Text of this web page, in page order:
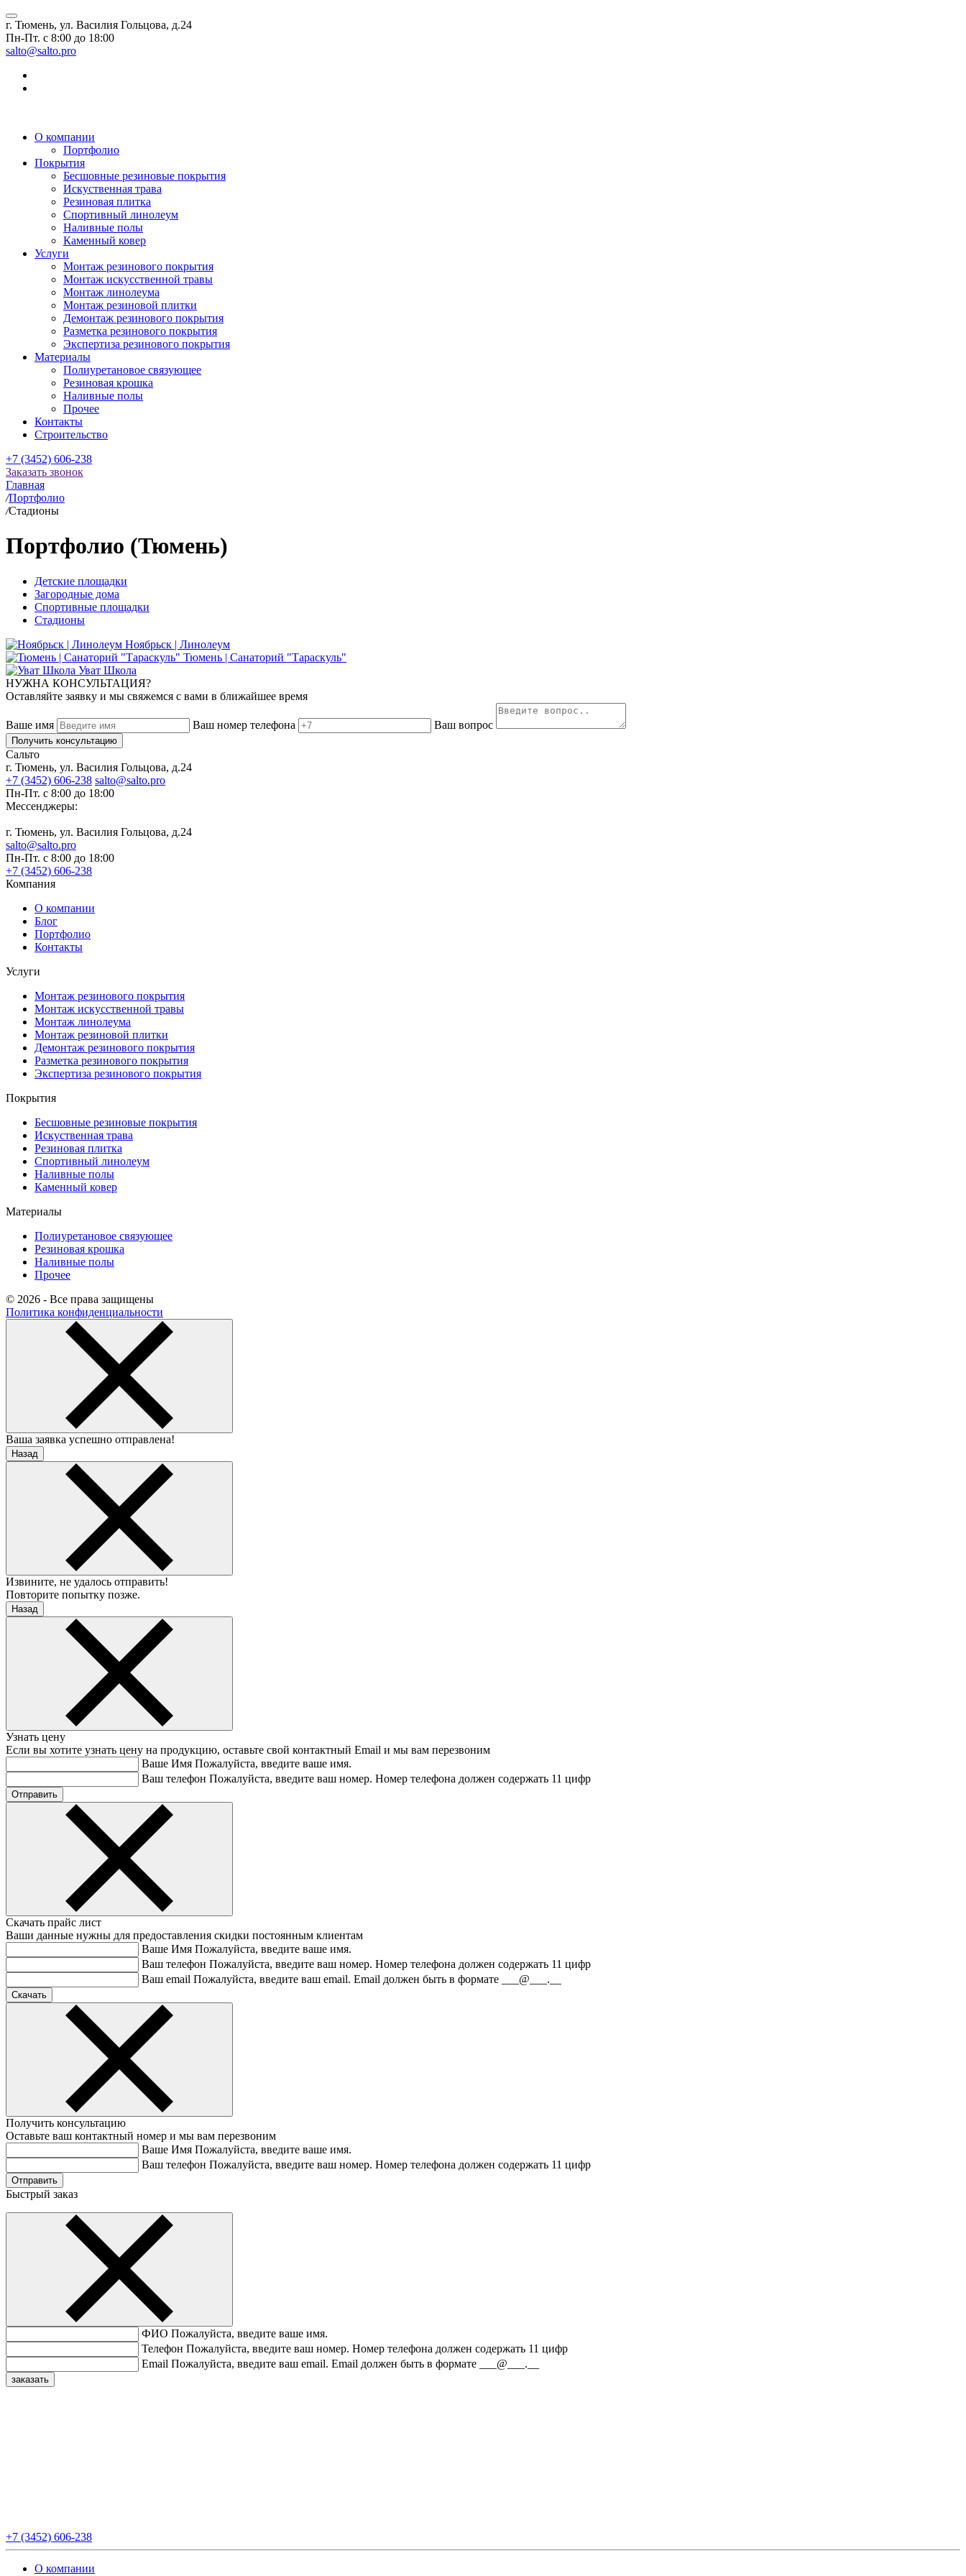
г. Тюмень, ул. Василия Гольцова, д.24
Пн-Пт. с 8:00 до 18:00
salto@salto.pro
О компании
Портфолио
Покрытия
Бесшовные резиновые покрытия
Искуственная трава
Резиновая плитка
Спортивный линолеум
Наливные полы
Каменный ковер
Услуги
Монтаж резинового покрытия
Монтаж искусственной травы
Монтаж линолеума
Монтаж резиновой плитки
Демонтаж резинового покрытия
Разметка резинового покрытия
Экспертиза резинового покрытия
Материалы
Полиуретановое связующее
Резиновая крошка
Наливные полы
Прочее
Контакты
Строительство
+7 (3452) 606-238
Заказать звонок
Главная
/Портфолио
/Стадионы
Портфолио (Тюмень)
Детские площадки
Загородные дома
Спортивные площадки
Стадионы
Ноябрьск | Линолеум
Тюмень | Санаторий "Тараскуль"
Уват Школа
НУЖНА КОНСУЛЬТАЦИЯ?
Оставляйте заявку и мы свяжемся с вами в ближайшее время
Ваше имя Ваш номер телефона Ваш вопрос
Получить консультацию
Сальто
г. Тюмень, ул. Василия Гольцова, д.24
+7 (3452) 606-238 salto@salto.pro
Пн-Пт. с 8:00 до 18:00
Мессенджеры:
г. Тюмень, ул. Василия Гольцова, д.24
salto@salto.pro
Пн-Пт. с 8:00 до 18:00
+7 (3452) 606-238
Компания
О компании
Блог
Портфолио
Контакты
Услуги
Монтаж резинового покрытия
Монтаж искусственной травы
Монтаж линолеума
Монтаж резиновой плитки
Демонтаж резинового покрытия
Разметка резинового покрытия
Экспертиза резинового покрытия
Покрытия
Бесшовные резиновые покрытия
Искуственная трава
Резиновая плитка
Спортивный линолеум
Наливные полы
Каменный ковер
Материалы
Полиуретановое связующее
Резиновая крошка
Наливные полы
Прочее
© 2026 - Все права защищены
Политика конфиденциальности
Ваша заявка успешно отправлена!
Назад
Извините, не удалось отправить!
Повторите попытку позже.
Назад
Узнать цену
Если вы хотите узнать цену на продукцию, оставьте свой контактный Email и мы вам перезвоним
Ваше Имя Пожалуйста, введите ваше имя.
Ваш телефон Пожалуйста, введите ваш номер. Номер телефона должен содержать 11 цифр
Скачать прайс лист
Ваши данные нужны для предоставления скидки постоянным клиентам
Ваше Имя Пожалуйста, введите ваше имя.
Ваш телефон Пожалуйста, введите ваш номер. Номер телефона должен содержать 11 цифр
Ваш email Пожалуйста, введите ваш email. Email должен быть в формате ___@___.__
Получить консультацию
Оставьте ваш контактный номер и мы вам перезвоним
Ваше Имя Пожалуйста, введите ваше имя.
Ваш телефон Пожалуйста, введите ваш номер. Номер телефона должен содержать 11 цифр
Быстрый заказ
ФИО Пожалуйста, введите ваше имя.
Телефон Пожалуйста, введите ваш номер. Номер телефона должен содержать 11 цифр
Email Пожалуйста, введите ваш email. Email должен быть в формате ___@___.__
+7 (3452) 606-238
О компании